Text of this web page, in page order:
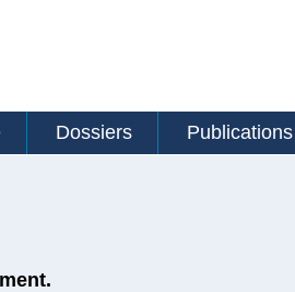
Dossiers Publications